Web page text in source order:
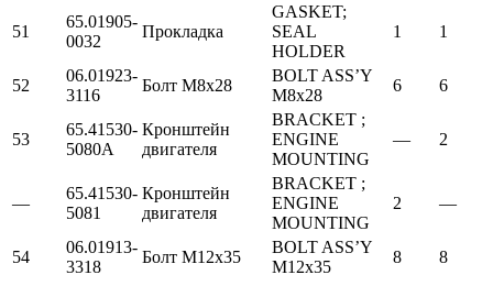
51
65.01905-
0032
Прокладка
GASKET;
SEAL
HOLDER
1 1
52
06.01923-
3116
Болт М8х28
BOLT ASS’Y
M8x28
6 6
53
65.41530-
5080A
Кронштейн
двигателя
BRACKET ;
ENGINE
MOUNTING
— 2
—
65.41530-
5081
Кронштейн
двигателя
BRACKET ;
ENGINE
MOUNTING
2 —
54
06.01913-
3318
Болт М12х35
BOLT ASS’Y
M12x35
8 8